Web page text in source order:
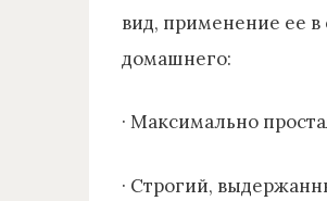
вид, применение ее
домашнего:
· Максимально
· Строгий,